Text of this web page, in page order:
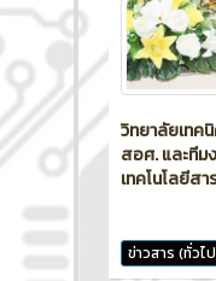
วิทยาลัยเท
สอศ. และทีม
เทคโนโลยีสา
ข่าวสาร (ทั่วไ